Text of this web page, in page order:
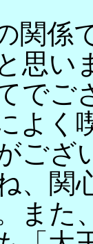
関係
思い
でご
よく
ござ
、関
また